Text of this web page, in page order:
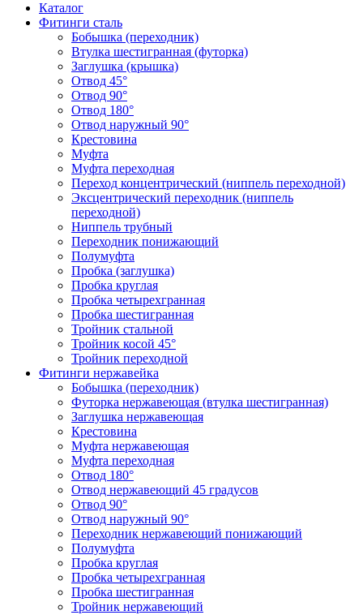
Каталог
Фитинги сталь
Бобышка (переходник)
Втулка шестигранная (футорка)
Заглушка (крышка)
Отвод 45°
Отвод 90°
Отвод 180°
Отвод наружный 90°
Крестовина
Муфта
Муфта переходная
Переход концентрический (ниппель переходной)
Эксцентрический переходник (ниппель
переходной)
Ниппель трубный
Переходник понижающий
Полумуфта
Пробка (заглушка)
Пробка круглая
Пробка четырехгранная
Пробка шестигранная
Тройник стальной
Тройник косой 45°
Тройник переходной
Фитинги нержавейка
Бобышка (переходник)
Футорка нержавеющая (втулка шестигранная)
Заглушка нержавеющая
Крестовина
Муфта нержавеющая
Муфта переходная
Отвод 180°
Отвод нержавеющий 45 градусов
Отвод 90°
Отвод наружный 90°
Переходник нержавеющий понижающий
Полумуфта
Пробка круглая
Пробка четырехгранная
Пробка шестигранная
Тройник нержавеющий